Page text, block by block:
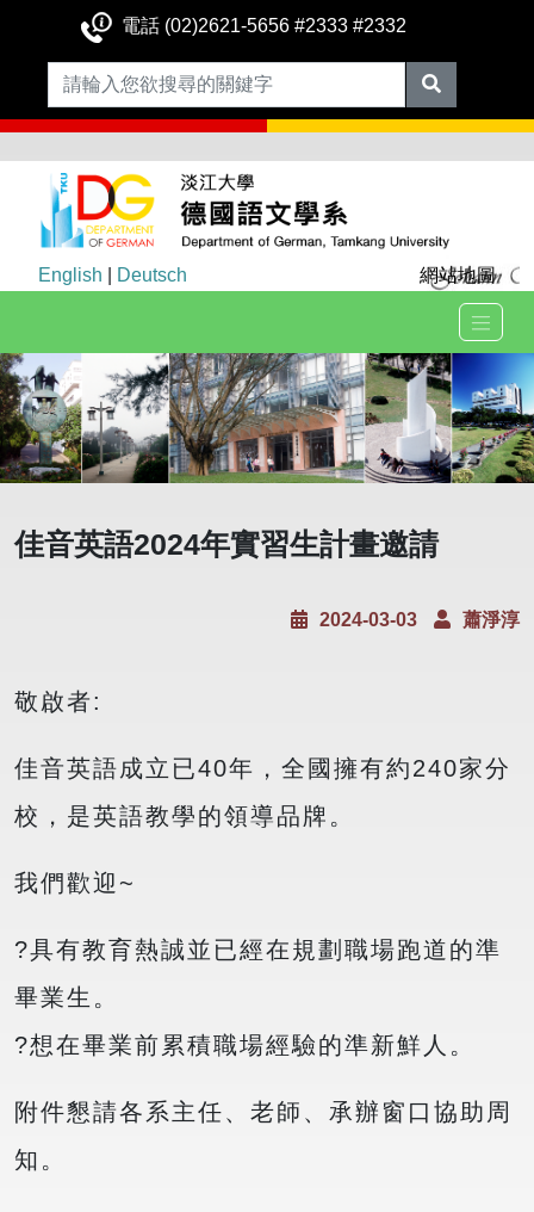
電話 (02)2621-5656 #2333 #2332
English Deutsch 網站地圖
佳音英語2024年實習生計畫邀請
2024-03-03 蕭淨淳
敬啟者:
佳音英語成立已40年，全國擁有約240家分
校，是英語教學的領導品牌。
我們歡迎~
?具有教育熱誠並已經在規劃職場跑道的準
畢業生。
?想在畢業前累積職場經驗的準新鮮人。
附件懇請各系主任、老師、承辦窗口協助周
知。